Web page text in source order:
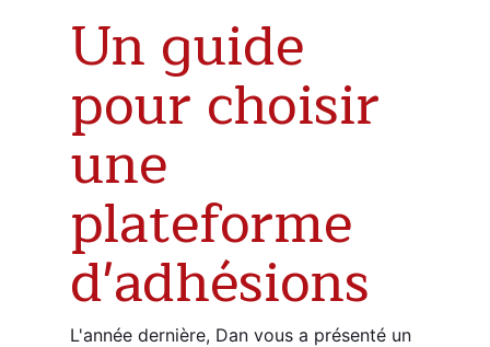
Un guide
pour choisir
une
plateforme
d'adhésions
L'année dernière, Dan vous a présenté un